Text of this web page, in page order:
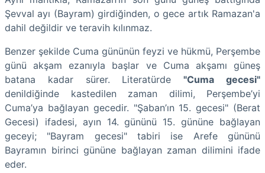
Şevval ayı (Bayram) girdiğinden, o gece artık Ramazan'a
dahil değildir ve teravih kılınmaz.
Benzer şekilde Cuma gününün feyzi ve hükmü, Perşembe
günü akşam ezanıyla başlar ve Cuma akşamı güneş
batana kadar sürer. Literatürde"Cuma gecesi"
denildiğinde kastedilen zaman dilimi, Perşembe’yi
Cuma’ya bağlayan gecedir. "Şaban’ın 15. gecesi" (Berat
Gecesi) ifadesi, ayın 14. gününü 15. gününe bağlayan
geceyi; "Bayram gecesi" tabiri ise Arefe gününü
Bayramın birinci gününe bağlayan zaman dilimini ifade
eder.